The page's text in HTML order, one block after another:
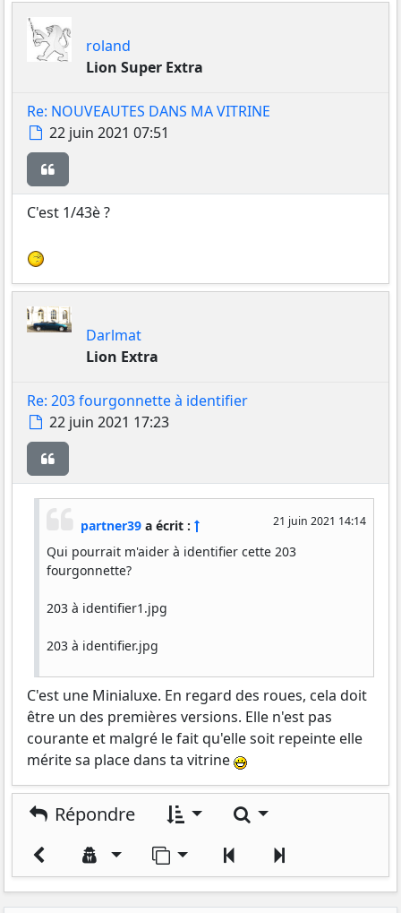
roland
Lion Super Extra
Re: NOUVEAUTES DANS MA VITRINE
Message
22 juin 2021 07:51
C'est 1/43è ?
Darlmat
Lion Extra
Re: 203 fourgonnette à identifier
Message
22 juin 2021 17:23
21 juin 2021 14:14
partner39 a écrit :
Qui pourrait m'aider à identifier cette 203
fourgonnette?
203 à identifier1.jpg
203 à identifier.jpg
203 à identifier2.jpg
C'est une Minialuxe. En regard des roues, cela doit
être un des premières versions. Elle n'est pas
courante et malgré le fait qu'elle soit repeinte elle
mérite sa place dans ta vitrine
Répondre
Rechercher
Aller sur la page
Précédent